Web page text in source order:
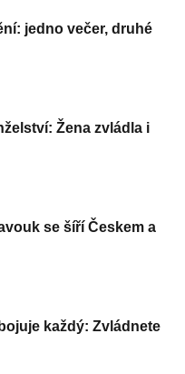
jedno večer, druhé
Žena zvládla i
se šíří Českem a
každý: Zvládnete